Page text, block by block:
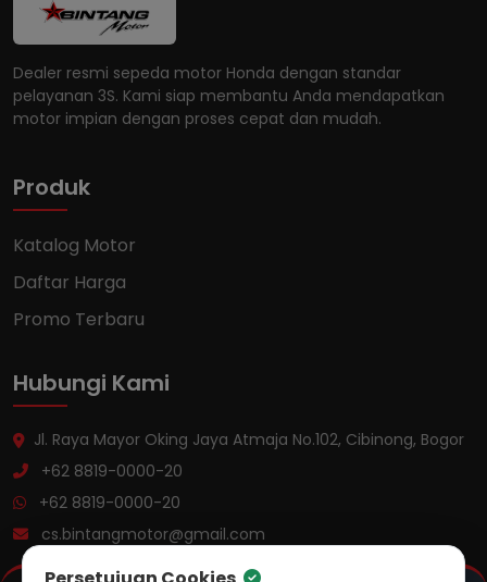
Dealer resmi sepeda motor Honda dengan standar
pelayanan 3S. Kami siap membantu Anda mendapatkan
motor impian dengan proses cepat dan mudah.
Produk
Katalog Motor
Daftar Harga
Promo Terbaru
Hubungi Kami
Jl. Raya Mayor Oking Jaya Atmaja No.102, Cibinong, Bogor
+62 8819-0000-20
+62 8819-0000-20
cs.bintangmotor@gmail.com